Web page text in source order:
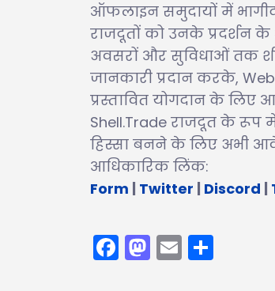
ऑफलाइन समुदायों में
राजदूतों को उनके प्रदर्शन
अवसरों और सुविधाओं तक
जानकारी प्रदान करके,
प्रस्तावित योगदान के लिए
Shell.Trade राजदूत के रूप
हिस्सा बनने के लिए अभी
आधिकारिक लिंक:
Form | Twitter | Discord |
Facebook
Mastodon
Email